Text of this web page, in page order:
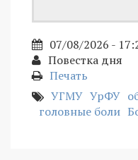
07/08/2026 -
Повестка дня
Печать
УГМУ УрФУ
головные боли